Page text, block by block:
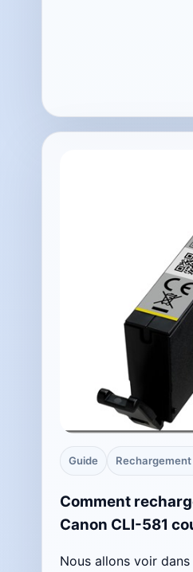
Guide Rechargement
Comment
Canon CLI-581
Nous allons voir